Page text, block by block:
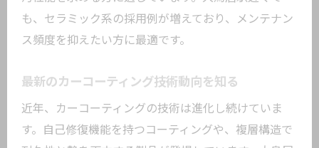
ト
東京のカーコーティング店で重視すべき
安心して任せられるカーコーティング選
び
カーコーティング選びで後悔しないため
も、セラミック系の採用例が増えており、メンテナン
ス頻度を抑えたい方に最適です。
最新のカーコーティング技術動向を知る
近年、カーコーティングの技術は進化し続けていま
す。自己修復機能を持つコーティングや、複層構造で